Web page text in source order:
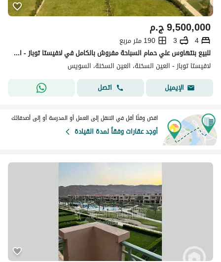
ج.م9,500,000
4
3
190 متر مربع
للبيع بنتهاوس علي حمام السباحة مفروش بالكامل في لافيستا توباز - العين السخنة
لافيستا توباز - العين السخنة، العين السخنة، السويس
الإيميل
اتصل
اقض وقتًا أقل في التنقل إلى العمل أو المدرسة أو إلى أصدقائك
أوجد عقارات وفقاً لمدة القيادة